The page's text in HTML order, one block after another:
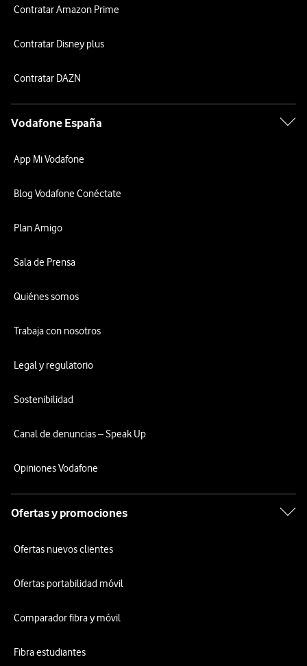
Contratar Amazon Prime
Contratar Disney plus
Contratar DAZN
Vodafone España
App Mi Vodafone
Blog Vodafone Conéctate
Plan Amigo
Sala de Prensa
Quiénes somos
Trabaja con nosotros
Legal y regulatorio
Sostenibilidad
Canal de denuncias – Speak Up
Opiniones Vodafone
Ofertas y promociones
Ofertas nuevos clientes
Ofertas portabilidad móvil
Comparador fibra y móvil
Fibra estudiantes